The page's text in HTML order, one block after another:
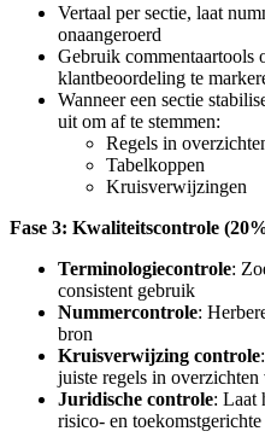
Vertaal per sectie, laat
onaangeroerd
Gebruik commentaartools
klantbeoordeling te
Wanneer een sectie
uit om af te stemmen:
Regels in
Tabelkoppen
Kruisverwijzingen
Fase 3: Kwaliteitscontrole
Terminologiecontrole:
consistent gebruik
Nummercontrole:
bron
Kruisverwijzing controle
juiste regels in
Juridische controle: Laat
risico- en toekomstgerichte